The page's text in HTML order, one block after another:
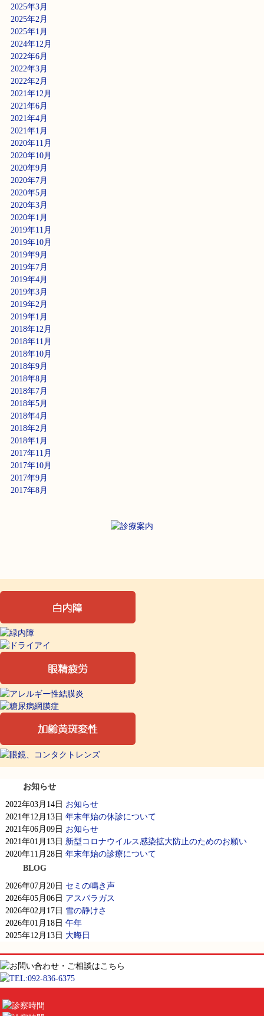
2025年3月
2025年2月
2025年1月
2024年12月
2022年6月
2022年3月
2022年2月
2021年12月
2021年6月
2021年4月
2021年1月
2020年11月
2020年10月
2020年9月
2020年7月
2020年5月
2020年3月
2020年1月
2019年11月
2019年10月
2019年9月
2019年7月
2019年4月
2019年3月
2019年2月
2019年1月
2018年12月
2018年11月
2018年10月
2018年9月
2018年8月
2018年7月
2018年5月
2018年4月
2018年2月
2018年1月
2017年11月
2017年10月
2017年9月
2017年8月
お知らせ
2022年03月14日 お知らせ
2021年12月13日 年末年始の休診について
2021年06月09日 お知らせ
2021年01月13日 新型コロナウイルス感染拡大防止のためのお願い
2020年11月28日 年末年始の診療について
BLOG
2026年07月20日 セミの鳴き声
2026年05月06日 アスパラガス
2026年02月17日 雪の静けさ
2026年01月18日 午年
2025年12月13日 大晦日